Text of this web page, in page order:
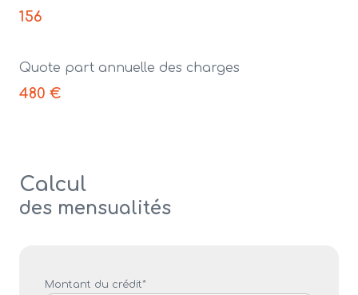
156
Quote part annuelle des charges
480 €
Calcul
des mensualités
Montant du crédit*